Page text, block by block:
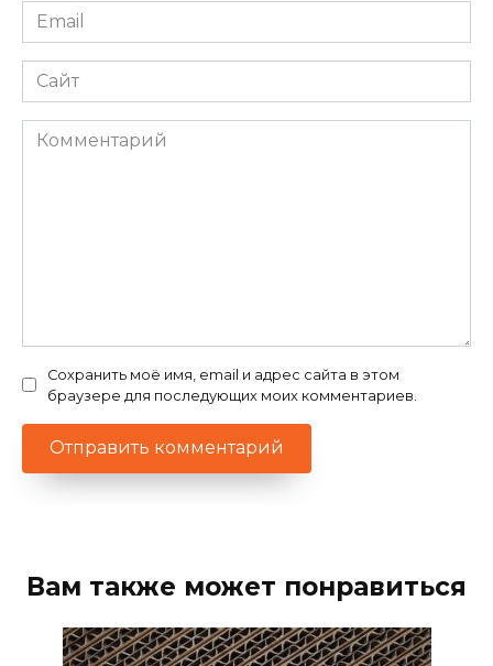
Email
*
Сайт
Комментарий
Сохранить моё имя, email и адрес сайта в этом
браузере для последующих моих комментариев.
Вам также может понравиться